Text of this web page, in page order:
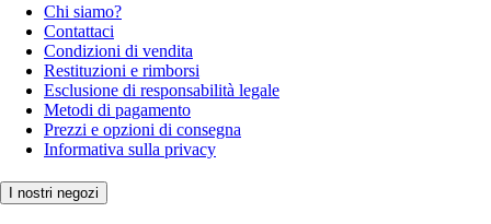
Chi siamo?
Contattaci
Condizioni di vendita
Restituzioni e rimborsi
Esclusione di responsabilità legale
Metodi di pagamento
Prezzi e opzioni di consegna
Informativa sulla privacy
I nostri negozi